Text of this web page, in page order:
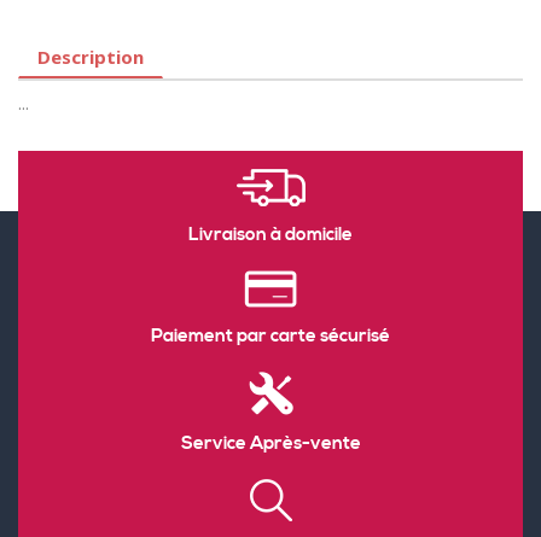
Description
...
Livraison à domicile
Paiement par carte sécurisé
Service Après-vente